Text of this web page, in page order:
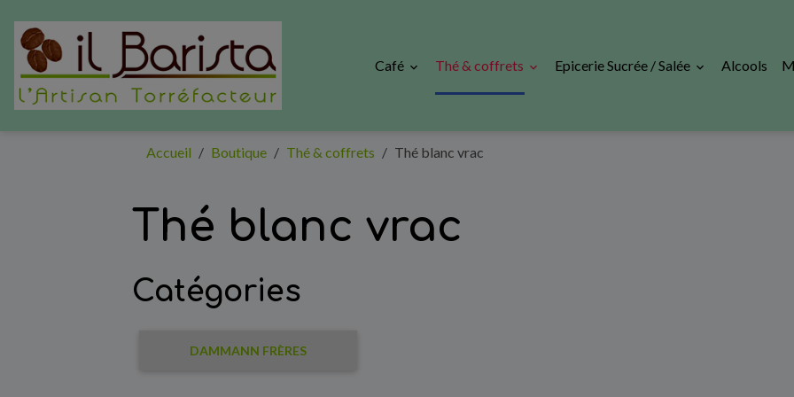
Café Thé & coffrets Epicerie Sucrée / Salée Alcools
Accueil Boutique Thé & coffrets Thé blanc vrac
Thé blanc vrac
Catégories
DAMMANN FRÈRES